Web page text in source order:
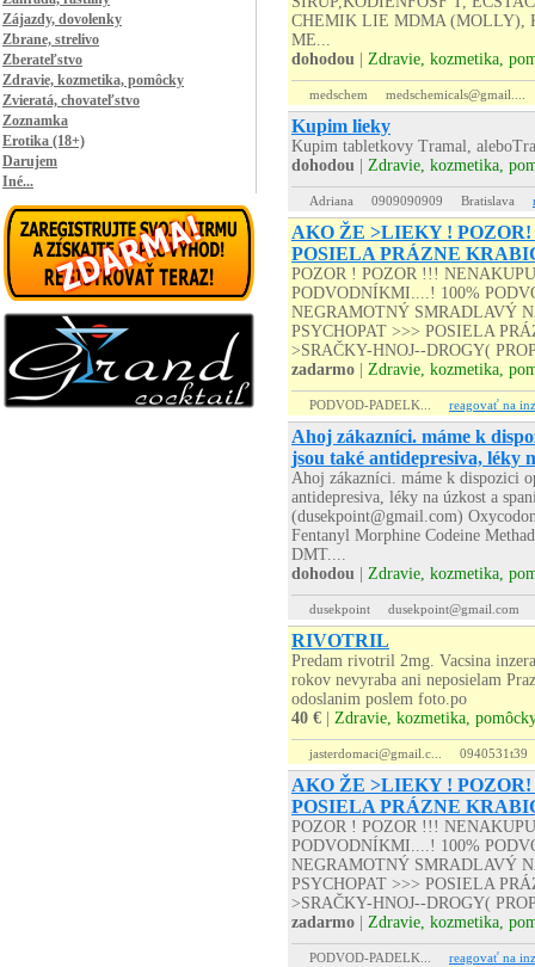
Zájazdy, dovolenky
Zbrane, strelivo
Zberateľstvo
Zdravie, kozmetika, pomôcky
Zvieratá, chovateľstvo
Zoznamka
Erotika (18+)
Darujem
Iné...
CHEMIK LIE MDMA (MOLLY),
ME...
dohodou
Zdravie, kozmetika,
medschem medschemicals@gmail....
Kupim lieky
Kupim tabletkovy Tramal,
dohodou
Zdravie, kozmetika,
Adriana 0909090909 Bratislava
AKO ŽE >LIEKY !
POSIELA PRÁZNE
POZOR ! POZOR !!!
PODVODNÍKMI....! 100%
NEGRAMOTNÝ SMRADLAVÝ
PSYCHOPAT >>> POSIELA
>SRAČKY-HNOJ--DROGY(
zadarmo
Zdravie, kozmetika,
PODVOD-PADELK... reagovať na
Ahoj zákazníci. máme k
jsou také antidepresiva, léky n
Ahoj zákazníci. máme k dispozici
antidepresiva, léky na úzkost a
(dusekpoint@gmail.com)
Fentanyl Morphine Codeine
DMT....
dohodou
Zdravie, kozmetika,
dusekpoint dusekpoint@gmail.com
RIVOTRIL
Predam rivotril 2mg. Vacsina
rokov nevyraba ani neposielam
odoslanim poslem foto.po
40 €
Zdravie, kozmetika,
jasterdomaci@gmail.c... 0940531t39
AKO ŽE >LIEKY !
POSIELA PRÁZNE
POZOR ! POZOR !!!
PODVODNÍKMI....! 100%
NEGRAMOTNÝ SMRADLAVÝ
PSYCHOPAT >>> POSIELA
>SRAČKY-HNOJ--DROGY(
zadarmo
Zdravie, kozmetika,
PODVOD-PADELK... reagovať na